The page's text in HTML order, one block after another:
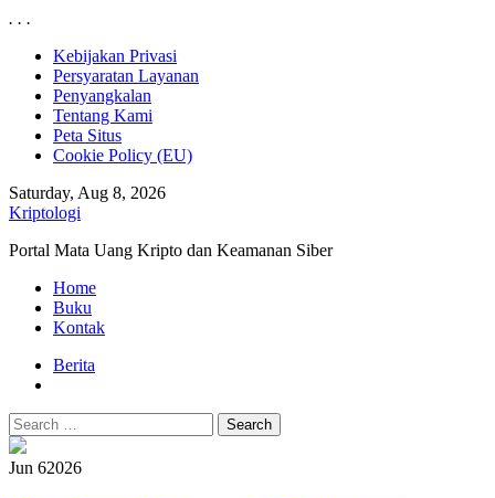
. . .
Skip
content
Kebijakan Privasi
Persyaratan Layanan
Penyangkalan
Tentang Kami
Peta Situs
Cookie Policy (EU)
Saturday, Aug 8, 2026
Kriptologi
Portal Mata Uang Kripto dan Keamanan Siber
Primary
Menu
Home
Buku
Kontak
Berita
Search
for:
Jun 62026